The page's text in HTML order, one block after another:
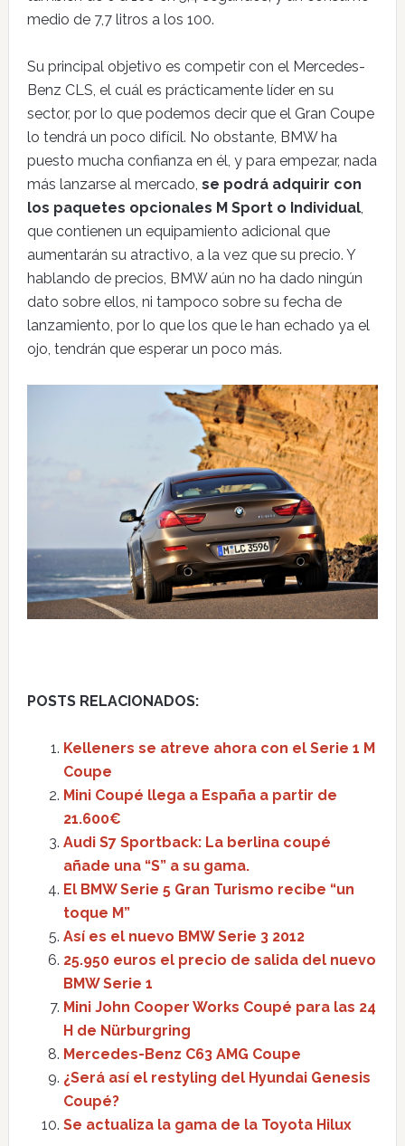
medio de 7,7 litros a los 100.
Su principal objetivo es competir con el Mercedes-
Benz CLS, el cuál es prácticamente líder en su
sector, por lo que podemos decir que el Gran Coupe
lo tendrá un poco difícil. No obstante, BMW ha
puesto mucha confianza en él, y para empezar, nada
más lanzarse al mercado, se podrá adquirir con
los paquetes opcionales M Sport o Individual,
que contienen un equipamiento adicional que
aumentarán su atractivo, a la vez que su precio. Y
hablando de precios, BMW aún no ha dado ningún
dato sobre ellos, ni tampoco sobre su fecha de
lanzamiento, por lo que los que le han echado ya el
ojo, tendrán que esperar un poco más.
POSTS RELACIONADOS:
Kelleners se atreve ahora con el Serie 1 M
Coupe
Mini Coupé llega a España a partir de
21.600€
Audi S7 Sportback: La berlina coupé
añade una “S” a su gama.
El BMW Serie 5 Gran Turismo recibe “un
toque M”
Así es el nuevo BMW Serie 3 2012
25.950 euros el precio de salida del nuevo
BMW Serie 1
Mini John Cooper Works Coupé para las 24
H de Nürburgring
Mercedes-Benz C63 AMG Coupe
¿Será así el restyling del Hyundai Genesis
Coupé?
Se actualiza la gama de la Toyota Hilux